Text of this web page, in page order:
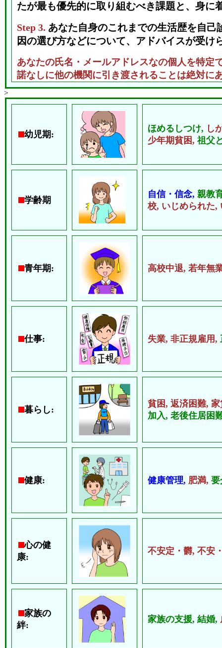
たが最も優先的に取り組むべき課題と、身に
Step 3. あなた自身のこれまでの生活歴を自
因の選び方などについて、アドバイスが受け
あなたの氏名・メールアドレスなの個人を特定
諾なしに他の機関に引き渡されることは絶対に
>
幼児期:
ほめるしつけ, し
少年期貧困, 祖父
学齢期
自信・信念, 親教
校, いじめられた,
青年期: 高校中退, 若年無
仕事: 失業, 非正規雇用,
暮らし:
貧困, 返済困難,
加入, 老後住居困
健康: 健康管理, 肥満,
心の健
康:
不安定・欝, 不安
家族の
絆:
家族の支援, 結婚,